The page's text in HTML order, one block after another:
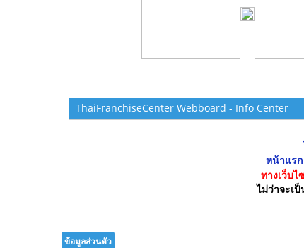
ThaiFranchiseCenter Webboard - Info Center
หน้าแรก
ทางเว็บ
ไม่ว่าจะเ
ข้อมูลส่วนตัว